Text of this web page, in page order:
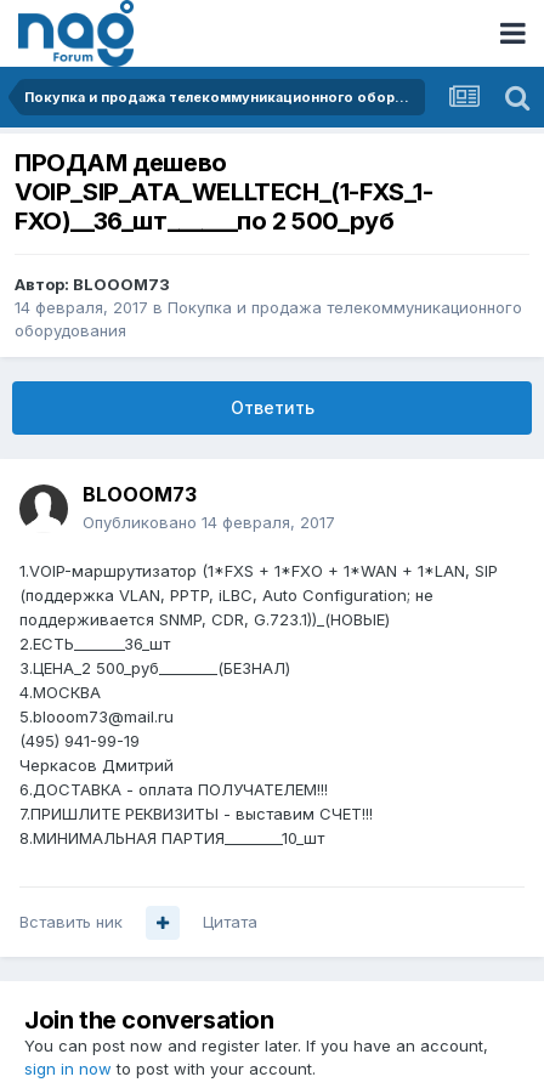
Покупка и продажа телекоммуникационного оборудования
ПРОДАМ дешево
VOIP_SIP_ATA_WELLTECH_(1-FXS_1-
FXO)__36_шт______по 2 500_руб
Автор: BLOOOM73
14 февраля, 2017 в Покупка и продажа телекоммуникационного
оборудования
Ответить
BLOOOM73
Опубликовано 14 февраля, 2017
1.VOIP-маршрутизатор (1*FXS + 1*FXO + 1*WAN + 1*LAN, SIP
(поддержка VLAN, PPTP, iLBC, Auto Configuration; не
поддерживается SNMP, CDR, G.723.1))_(НОВЫЕ)
2.ЕСТЬ_______36_шт
3.ЦЕНА_2 500_руб________(БЕЗНАЛ)
4.МОСКВА
5.blooom73@mail.ru
(495) 941-99-19
Черкасов Дмитрий
6.ДОСТАВКА - оплата ПОЛУЧАТЕЛЕМ!!!
7.ПРИШЛИТЕ РЕКВИЗИТЫ - выставим СЧЕТ!!!
8.МИНИМАЛЬНАЯ ПАРТИЯ________10_шт
Вставить ник Цитата
Join the conversation
You can post now and register later. If you have an account,
sign in now to post with your account.